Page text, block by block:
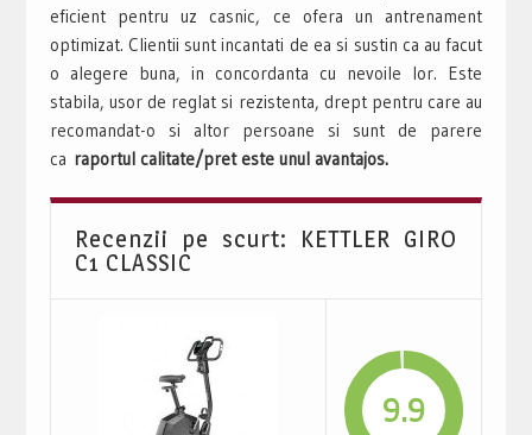
eficient pentru uz casnic, ce ofera un antrenament
optimizat. Clientii sunt incantati de ea si sustin ca au facut
o alegere buna, in concordanta cu nevoile lor. Este
stabila, usor de reglat si rezistenta, drept pentru care au
recomandat-o si altor persoane si sunt de parere
ca raportul calitate/pret este unul avantajos.
Recenzii pe scurt: KETTLER GIRO
C1 CLASSIC
9.9